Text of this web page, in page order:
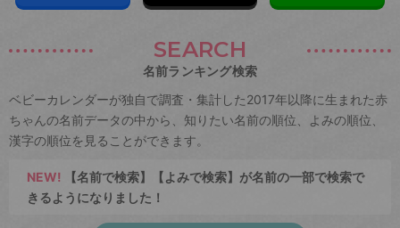
SEARCH
名前ランキング検索
ベビーカレンダーが独自で調査・集計した2017年以降に生まれた赤
ちゃんの名前データの中から、知りたい名前の順位、よみの順位、
漢字の順位を見ることができます。
NEW! 【名前で検索】【よみで検索】が名前の一部で検索で
きるようになりました！